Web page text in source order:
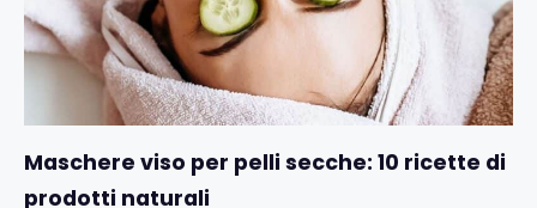
Maschere viso per pelli secche: 10 ricette di
prodotti naturali